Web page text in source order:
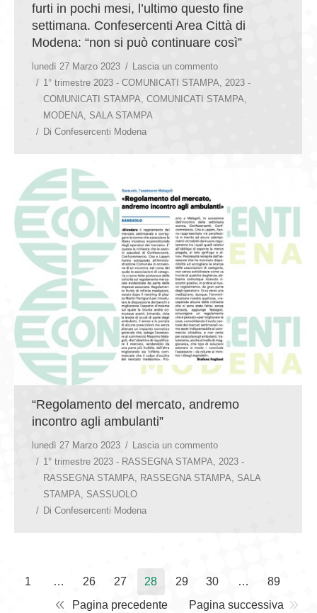
furti in pochi mesi, l’ultimo questo fine
settimana. Confesercenti Area Città di
Modena: “non si può continuare così”
lunedì 27 Marzo 2023
Lascia un commento
1° trimestre 2023 - COMUNICATI STAMPA, 2023 -
COMUNICATI STAMPA, COMUNICATI STAMPA,
MODENA, SALA STAMPA
Di Confesercenti Modena
“Regolamento del mercato, andremo
incontro agli ambulanti”
lunedì 27 Marzo 2023
Lascia un commento
1° trimestre 2023 - RASSEGNA STAMPA
2023 -
RASSEGNA STAMPA
RASSEGNA STAMPA
SALA
STAMPA
SASSUOLO
Di Confesercenti Modena
1 … 26 27 28 29 30 …
89
Pagina precedente
Pagina successiva